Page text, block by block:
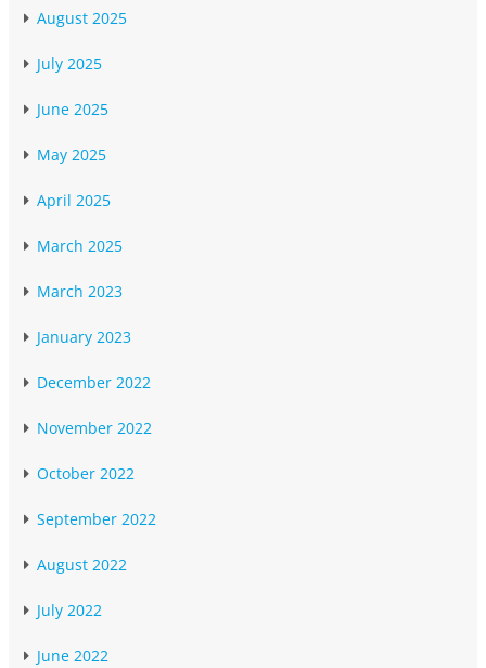
August 2025
July 2025
June 2025
May 2025
April 2025
March 2025
March 2023
January 2023
December 2022
November 2022
October 2022
September 2022
August 2022
July 2022
June 2022